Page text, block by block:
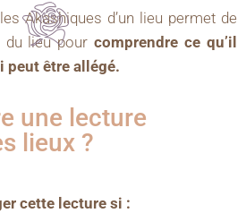
Akashiques d’un lieu permet de
du lieu pourcomprendre ce qu’il
peut être allégé.
une lecture
lieux ?
cette lecture si :